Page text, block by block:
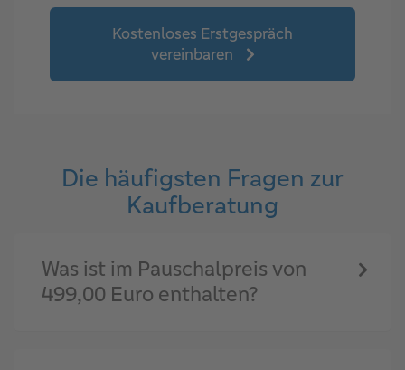
Kostenloses Erstgespräch
vereinbaren
Die häufigsten Fragen zur
Kaufberatung
Was ist im Pauschalpreis von
499,00 Euro enthalten?